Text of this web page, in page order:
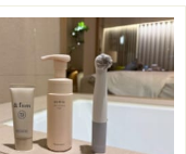
テなど、様々なシー
な輝きで、ワンラン